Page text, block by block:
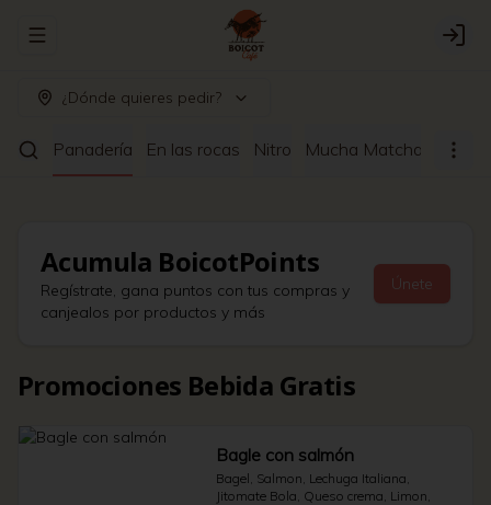
Abrir menu de navegación Login
¿Dónde quieres pedir?
Panadería En las rocas Nitro Mucha Matcha Café
Acumula BoicotPoints
Regístrate, gana puntos con tus compras y
canjealos por productos y más
Únete
Promociones Bebida Gratis
Bagle con salmón
Bagel, Salmon, Lechuga Italiana,
Jitomate Bola, Queso crema, Limon,